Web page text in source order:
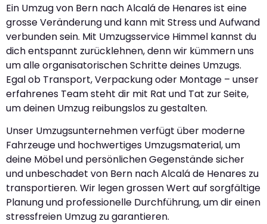
Ein Umzug von Bern nach Alcalá de Henares ist eine
grosse Veränderung und kann mit Stress und Aufwand
verbunden sein. Mit Umzugsservice Himmel kannst du
dich entspannt zurücklehnen, denn wir kümmern uns
um alle organisatorischen Schritte deines Umzugs.
Egal ob Transport, Verpackung oder Montage – unser
erfahrenes Team steht dir mit Rat und Tat zur Seite,
um deinen Umzug reibungslos zu gestalten.
Unser Umzugsunternehmen verfügt über moderne
Fahrzeuge und hochwertiges Umzugsmaterial, um
deine Möbel und persönlichen Gegenstände sicher
und unbeschadet von Bern nach Alcalá de Henares zu
transportieren. Wir legen grossen Wert auf sorgfältige
Planung und professionelle Durchführung, um dir einen
stressfreien Umzug zu garantieren.